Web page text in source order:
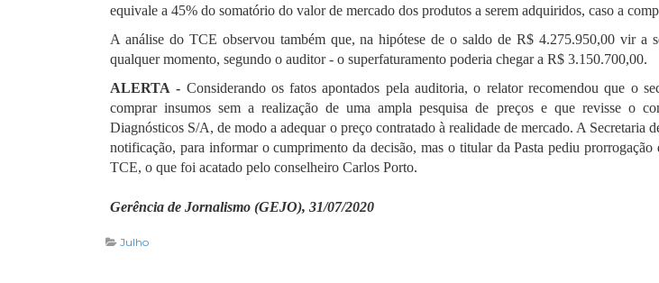
equivale a 45% do somatório do valor de mercado dos produtos a serem adquiridos, caso a
A análise do TCE observou também que, na hipótese de o saldo de R$ 4.275.950,00 vir a
qualquer momento, segundo o auditor - o superfaturamento poderia chegar a R$ 3.150.700,00.
ALERTA - Considerando os fatos apontados pela auditoria, o relator recomendou que o
comprar insumos sem a realização de uma ampla pesquisa de preços e que revisse o
Diagnósticos S/A, de modo a adequar o preço contratado à realidade de mercado. A Secretaria
notificação, para informar o cumprimento da decisão, mas o titular da Pasta pediu prorrogação
TCE, o que foi acatado pelo conselheiro Carlos Porto.
Gerência de Jornalismo (GEJO), 31/07/2020
Julho